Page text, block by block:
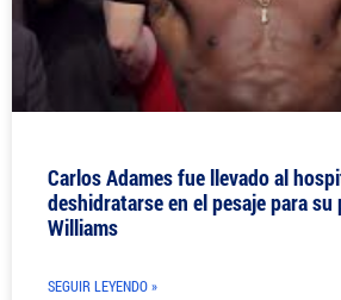
Carlos Adames fue llevado al
deshidratarse en el pesaje para
Williams
SEGUIR LEYENDO »